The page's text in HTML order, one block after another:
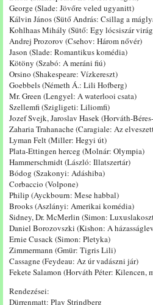
George (Slade: Jövőre veled ugyanitt)
Kálvin János (Sütő András: Csillag a
Kohlhaas Mihály (Sütő: Egy lócsiszár
Andrej Prozorov (Csehov: Három nővér)
Jason (Slade: Romantikus komédia)
Kötöny (Szabó: A meráni fiú)
Orsino (Shakespeare: Vízkereszt)
Goebbels (Németh Á.: Lili Hofberg)
Mr. Green (Lengyel: A waterlooi csata)
Szellemfi (Szigligeti: Liliomfi)
Jozef Svejk, Jaroslav Hasek (Horváth-
Zaharia Trahanache (Caragiale: Az
Lyman Felt (Miller: Hegyi út)
Plata-Ettingen herceg (Molnár: Olympia)
Hammerschmidt (László: Illatszertár)
Bódog (Szakonyi: Adáshiba)
Corbaccio (Volpone)
Philip (Ayckbourn: Mese habbal)
Brooks (Aszlányi: Amerikai komédia)
Sidney, Dr. McMerlin (Simon:
Daniel Borozovszki (Kishon: A
Ernie Cusack (Simon: Pletyka)
Zimmermann (Gmür: Tigris Lili)
Cassagne (Feydeau: Az úr vadászni jár)
Fekete Salamon (Horváth Péter: Kilencen,
Rendezései:
Dürrenmatt: Play Strindberg